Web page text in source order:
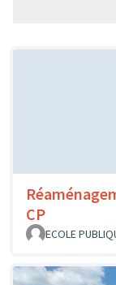
CP
ECOLE